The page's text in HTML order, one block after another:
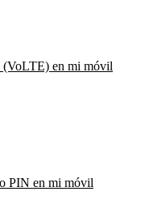
(VoLTE) en mi móvil
PIN en mi móvil